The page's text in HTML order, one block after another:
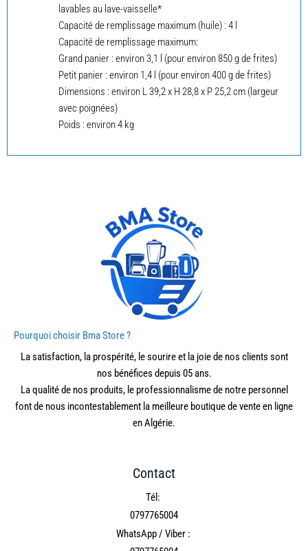
lavables au lave-vaisselle*
Capacité de remplissage maximum (huile) : 4 l
Capacité de remplissage maximum:
Grand panier : environ 3,1 l (pour environ 850 g de frites)
Petit panier : environ 1,4 l (pour environ 400 g de frites)
Dimensions : environ L 39,2 x H 28,8 x P 25,2 cm (largeur
avec poignées)
Poids : environ 4 kg
Pourquoi choisir Bma Store ?
La satisfaction, la prospérité, le sourire et la joie de nos clients sont
nos bénéfices depuis 05 ans.
La qualité de nos produits, le professionnalisme de notre personnel
font de nous incontestablement la meilleure boutique de vente en ligne
en Algérie.
Contact
Tél:
0797765004
WhatsApp / Viber :